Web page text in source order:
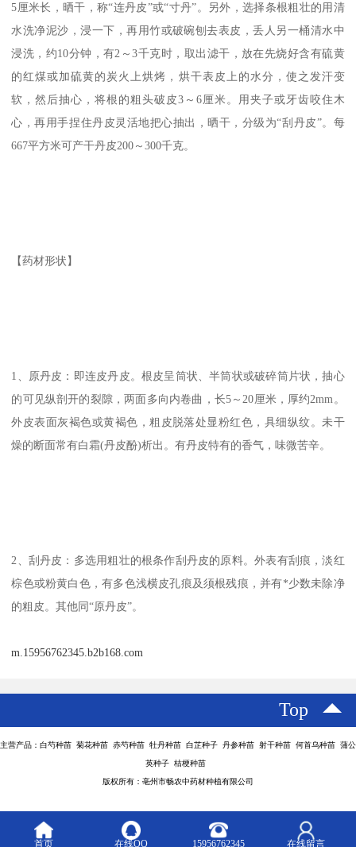
5厘米长，晒干，称“连丹皮”或“寸丹”。另外，选择条根粗壮的用清
水洗净泥沙，浸一下，再用竹或破碗刨去表皮，丢人另一桶清水中
浸洗，约10分钟，有2～3千克时，取出滤干，放在先烧好含有硫黄
的红煤或加硫黄的炭火上烘烤，烘干表皮上的水分，使之发汗变
软，然后抽心，将根的粗头破皮3～6厘米。用夹子或牙齿咬住木
心，再用手捏住丹皮灵活地把心抽出，晒干，分级为“刮丹皮”。每
667平方米可产干丹皮200～300千克。
【药材形状】
1、原丹皮：即连皮丹皮。根皮呈筒状、半筒状或破碎筒片状，抽心
的可见纵剖开的裂隙，两面多向内卷曲，长5～20厘米，厚约2mm。
外皮表面灰褐色或黄褐色，粗皮脱落处显粉红色，具细纵纹。未干
燥的断面常有白霜(丹皮酚)析出。有丹皮特有的香气，味微苦辛。
2、刮丹皮：多选用粗壮的根条作刮丹皮的原料。外表有刮痕，淡红
棕色或粉黄白色，有多色浅横皮孔痕及须根残痕，并有*少数未除净
的粗皮。其他同“原丹皮”。
m.15956762345.b2b168.com
Top
主营产品：白芍种苗 菊花种苗 赤芍种苗 牡丹种苗 白芷种子 丹参种苗 射干种苗 何首乌种苗 蒲公
英种子 桔梗种苗
版权所有：亳州市畅农中药材种植有限公司
首页 在线QQ 15956762345 在线留言